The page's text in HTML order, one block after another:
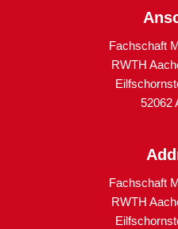
Fachschaft
RWTH
52062
Fachschaft
RWTH